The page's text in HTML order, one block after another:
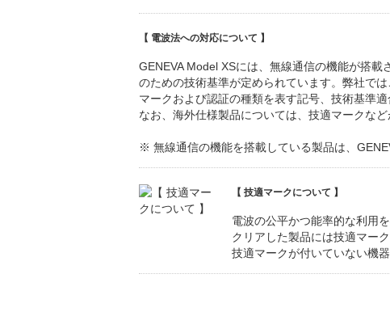
【 電波法への対応について 】
GENEVA Model XSには、無線通信の機能が搭
のための技術基準が定められています。弊社で
マークおよび認証の種類を表す記号、技術基準
なお、海外仕様製品については、技適マークな
※ 無線通信の機能を搭載している製品は、
【 技適マークについて 】
電波の公平かつ能率的な利用
クリアした製品には技適マー
技適マークが付いていない機